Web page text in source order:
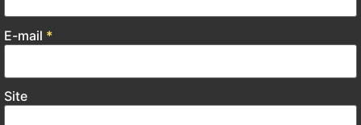
E-mail *
Site